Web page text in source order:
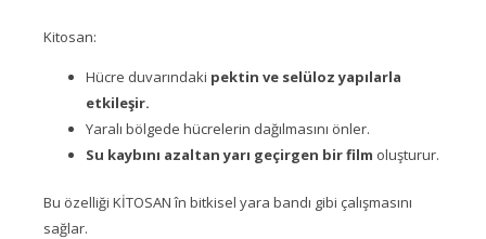
Kitosan:
Hücre duvarındaki pektin ve selüloz yapılarla
etkileşir.
Yaralı bölgede hücrelerin dağılmasını önler.
Su kaybını azaltan yarı geçirgen bir film oluşturur.
Bu özelliği KİTOSAN în bitkisel yara bandı gibi çalışmasını
sağlar.